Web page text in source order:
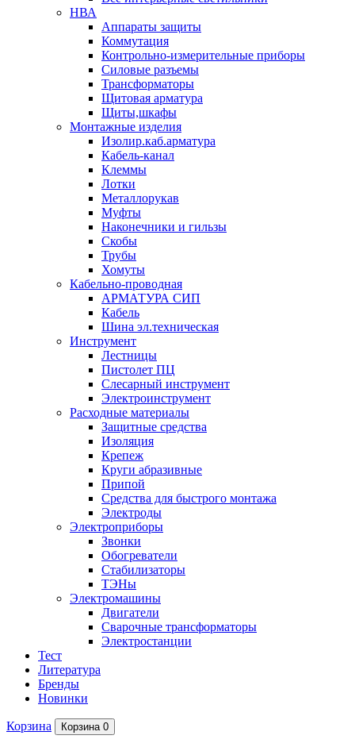
НВА
Аппараты защиты
Коммутация
Контрольно-измерительные приборы
Силовые разъемы
Трансформаторы
Щитовая арматура
Щиты,шкафы
Монтажные изделия
Изолир.каб.арматура
Кабель-канал
Клеммы
Лотки
Металлорукав
Муфты
Наконечники и гильзы
Скобы
Трубы
Хомуты
Кабельно-проводная
АРМАТУРА СИП
Кабель
Шина эл.техническая
Инструмент
Лестницы
Пистолет ПЦ
Слесарный инструмент
Электроинструмент
Расходные материалы
Защитные средства
Изоляция
Крепеж
Круги абразивные
Припой
Средства для быстрого монтажа
Электроды
Электроприборы
Звонки
Обогреватели
Стабилизаторы
ТЭНы
Электромашины
Двигатели
Сварочные трансформаторы
Электростанции
Тест
Литература
Бренды
Новинки
Корзина Корзина 0